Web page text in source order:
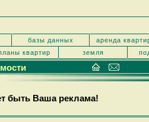
базы данных
аренда
квартир земля
быть Ваша реклама!